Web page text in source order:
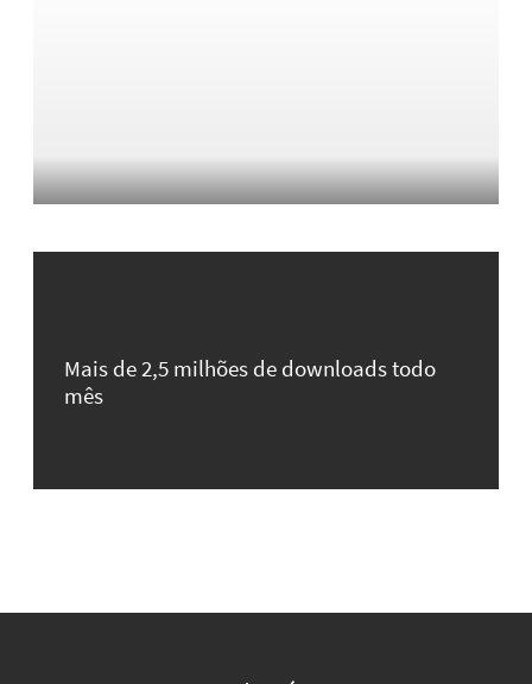
Mais de 2,5 milhões de downloads todo
mês